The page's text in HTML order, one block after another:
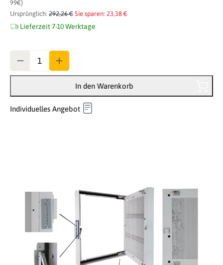
99€)
Ursprünglich: 292,26 € Sie sparen: 23,38 €
Lieferzeit 7-10 Werktage
In den Warenkorb
Individuelles Angebot